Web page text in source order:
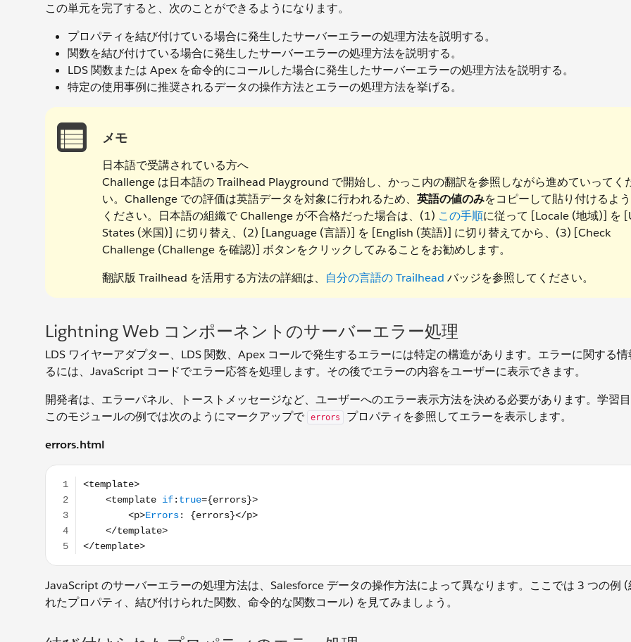
この単元を完了すると、次のことができるようになります。
プロパティを結び付けている場合に発生したサーバーエラーの処理方法を説明する。
関数を結び付けている場合に発生したサーバーエラーの処理方法を説明する。
LDS 関数または Apex を命令的にコールした場合に発生したサーバーエラーの処理方法を説明する。
特定の使用事例に推奨されるデータの操作方法とエラーの処理方法を挙げる。
メモ
日本語で受講されている方へ
Challenge は日本語の Trailhead Playground で開始し、かっこ内の翻訳を参照しながら進めていってく
い。Challenge での評価は英語データを対象に行われるため、 英語の値のみをコピーして貼り付けるよ
ください。日本語の組織で Challenge が不合格だった場合は、(1) この手順に従って [Locale (地域)] を
States (米国)] に切り替え、(2) [Language (言語)] を [English (英語)] に切り替えてから、(3) [Check
Challenge (Challenge を確認)] ボタンをクリックしてみることをお勧めします。
翻訳版 Trailhead を活用する方法の詳細は、 自分の言語の Trailhead バッジを参照してください。
Lightning Web コンポーネントのサーバーエラー処理
LDS ワイヤーアダプター、LDS 関数、Apex コールで発生するエラーには特定の構造があります。エラーに関する
るには、JavaScript コードでエラー応答を処理します。その後でエラーの内容をユーザーに表示できます。
開発者は、エラーパネル、トーストメッセージなど、ユーザーへのエラー表示方法を決める必要があります。学習目
このモジュールの例では次のようにマークアップで
errors
プロパティを参照してエラーを表示します。
errors.html
JavaScript のサーバーエラーの処理方法は、Salesforce データの操作方法によって異なります。ここでは 3 つの例 (
れたプロパティ、結び付けられた関数、命令的な関数コール) を見てみましょう。